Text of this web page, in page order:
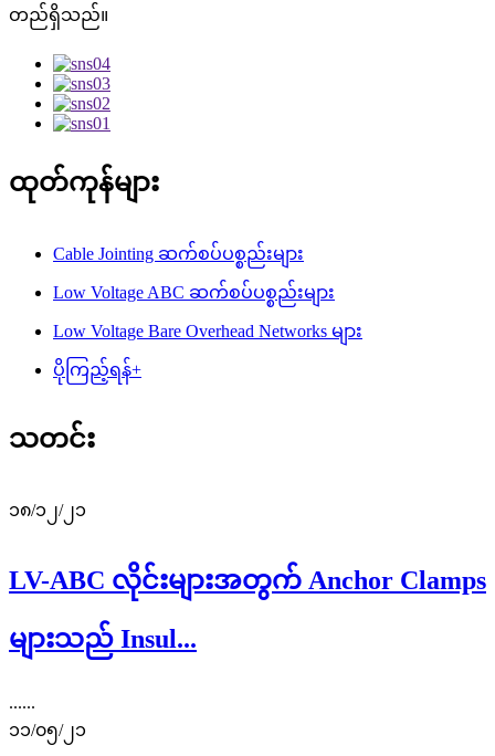
တည်ရှိသည်။
ထုတ်ကုန်များ
Cable Jointing ဆက်စပ်ပစ္စည်းများ
Low Voltage ABC ဆက်စပ်ပစ္စည်းများ
Low Voltage Bare Overhead Networks များ
ပိုကြည့်ရန်+
သတင်း
၁၈/၁၂/၂၁
LV-ABC လိုင်းများအတွက် Anchor Clamps
များသည် Insul...
......
၁၁/၀၅/၂၁